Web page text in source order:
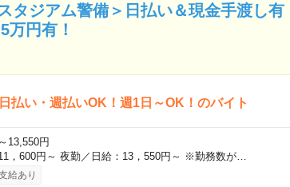
タジアム警備＞日払い＆現金手渡し
万円有！
払い・週払いOK！週1日～OK！のバイト
13,550円
，600円～ 夜勤／日給：13，550円～ ※勤務数が…
給あり